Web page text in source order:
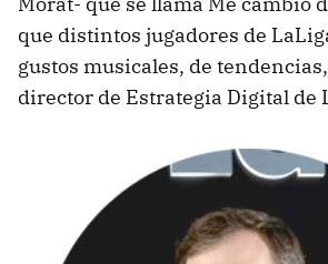
que distintos jugadores de
gustos musicales, de
director de Estrategia Digital de